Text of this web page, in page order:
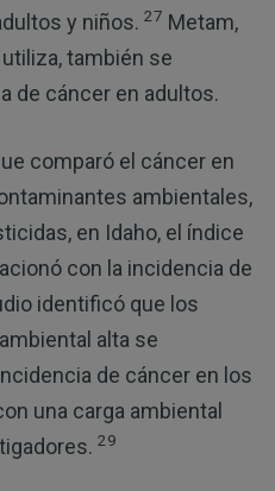
y niños. 27 Metam,
también se
de cáncer en adultos.
comparó el cáncer en
ambientales,
en Idaho, el índice
con la incidencia de
identificó que los
alta se
de cáncer en los
una carga ambiental
29